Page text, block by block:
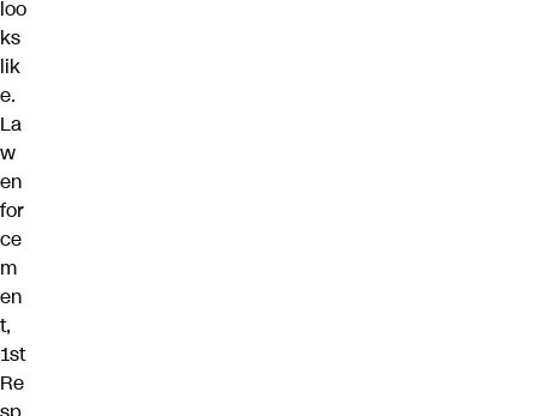
loo
ks
lik
e.
La
w
en
for
ce
m
en
t,
1st
Re